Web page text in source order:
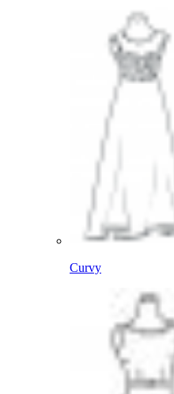
Curvy